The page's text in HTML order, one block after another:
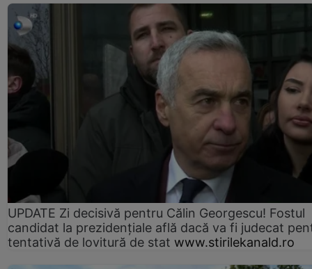
UPDATE Zi decisivă pentru Călin Georgescu! Fostul
candidat la prezidențiale află dacă va fi judecat
tentativă de lovitură de stat www.stirilekanald.ro